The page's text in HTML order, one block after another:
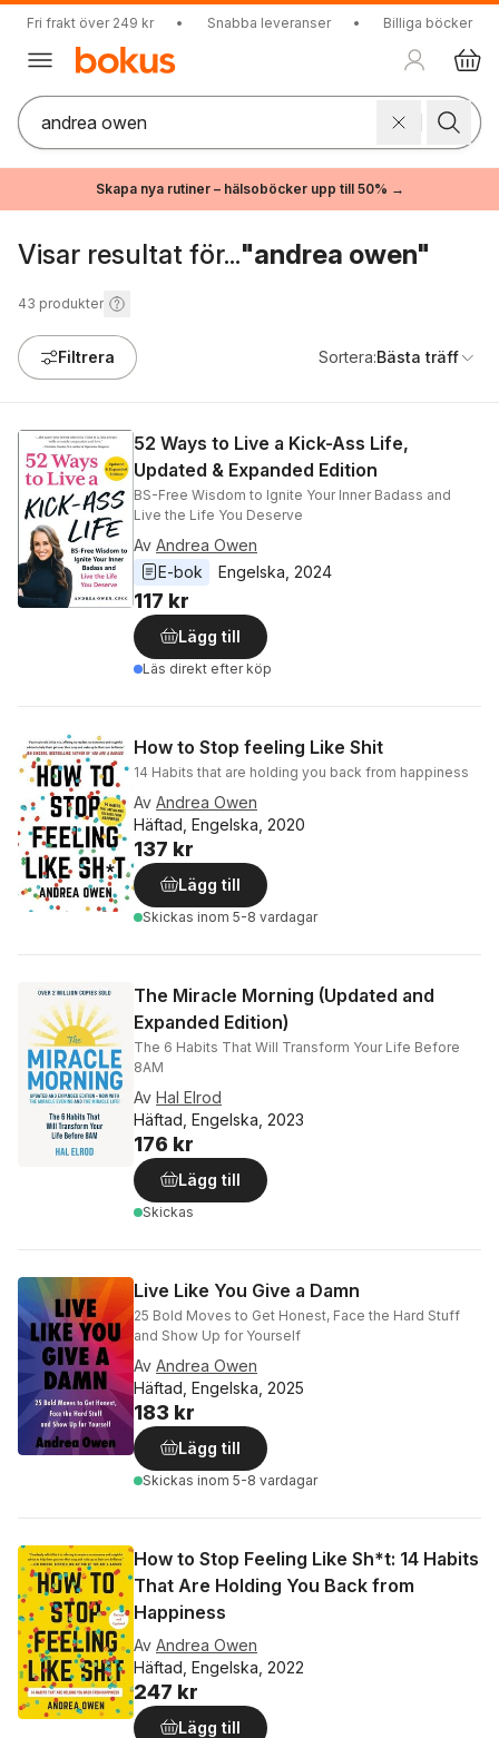
Fri frakt över 249 kr • Snabba leveranser • Billiga böcker
Skapa nya rutiner – hälsoböcker upp till 50% →
Visar resultat för..."andrea owen"
43 produkter
Filtrera Sortera:Bästa träff
52 Ways to Live a Kick-Ass Life,
Updated & Expanded Edition
BS-Free Wisdom to Ignite Your Inner Badass and
Live the Life You Deserve
Av Andrea Owen
E-bok
Engelska 2024
117 kr
Lägg till
Läs direkt efter köp
How to Stop feeling Like Shit
14 Habits that are holding you back from happiness
Av Andrea Owen
Häftad, Engelska, 2020
137 kr
Lägg till
Skickas inom 5-8 vardagar
The Miracle Morning (Updated and
Expanded Edition)
The 6 Habits That Will Transform Your Life Before
8AM
Av Hal Elrod
Häftad, Engelska, 2023
176 kr
Lägg till
Skickas
Live Like You Give a Damn
25 Bold Moves to Get Honest, Face the Hard Stuff
and Show Up for Yourself
Av Andrea Owen
Häftad, Engelska, 2025
183 kr
Lägg till
Skickas inom 5-8 vardagar
How to Stop Feeling Like Sh*t: 14 Habits
That Are Holding You Back from
Happiness
Av Andrea Owen
Häftad, Engelska, 2022
247 kr
Lägg till